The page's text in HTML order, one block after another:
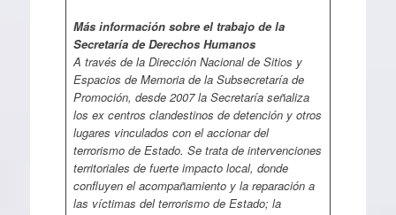
Más información sobre el trabajo de la
Secretaría de Derechos Humanos
A través de la Dirección Nacional de Sitios y
Espacios de Memoria de la Subsecretaría de
Promoción, desde 2007 la Secretaría señaliza
los ex centros clandestinos de detención y otros
lugares vinculados con el accionar del
terrorismo de Estado. Se trata de intervenciones
territoriales de fuerte impacto local, donde
confluyen el acompañamiento y la reparación a
las víctimas del terrorismo de Estado; la